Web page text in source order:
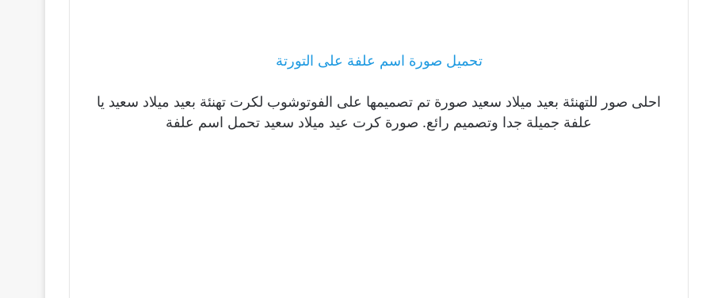
تحميل صورة اسم علفة على التورتة
احلى صور للتهنئة بعيد ميلاد سعيد صورة تم تصميمها على الفوتوشوب لكرت تهنئة بعيد ميلاد سعيد يا
علفة جميلة جدا وتصميم رائع. صورة كرت عيد ميلاد سعيد تحمل اسم علفة